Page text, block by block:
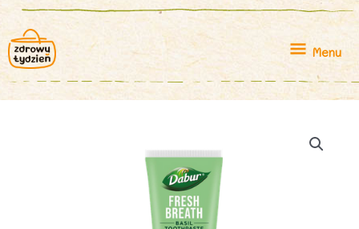
Menu
Menu